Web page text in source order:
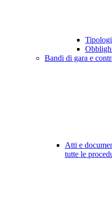
Bandi di gara e
Atti e
tutte le